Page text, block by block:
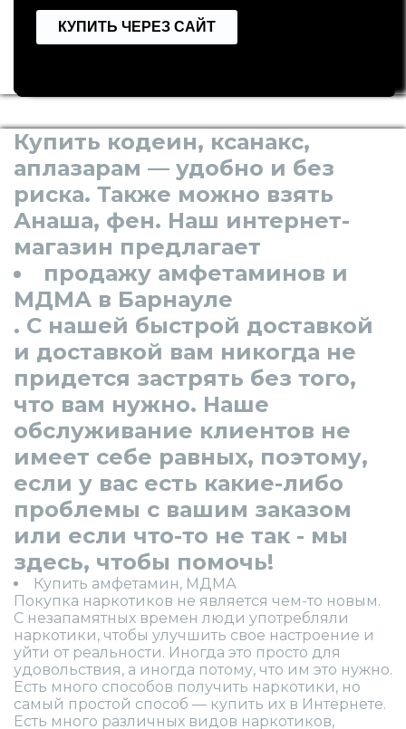
КУПИТЬ ЧЕРЕЗ САЙТ
Купить кодеин, ксанакс,
аплазарам — удобно и без
риска. Также можно взять
Анаша, фен. Наш интернет-
магазин предлагает
продажу амфетаминов и
МДМА в Барнауле
. С нашей быстрой доставкой
и доставкой вам никогда не
придется застрять без того,
что вам нужно. Наше
обслуживание клиентов не
имеет себе равных, поэтому,
если у вас есть какие-либо
проблемы с вашим заказом
или если что-то не так - мы
здесь, чтобы помочь!
Купить амфетамин, МДМА
Покупка наркотиков не является чем-то новым.
С незапамятных времен люди употребляли
наркотики, чтобы улучшить свое настроение и
уйти от реальности. Иногда это просто для
удовольствия, а иногда потому, что им это нужно.
Есть много способов получить наркотики, но
самый простой способ — купить их в Интернете.
Есть много различных видов наркотиков,